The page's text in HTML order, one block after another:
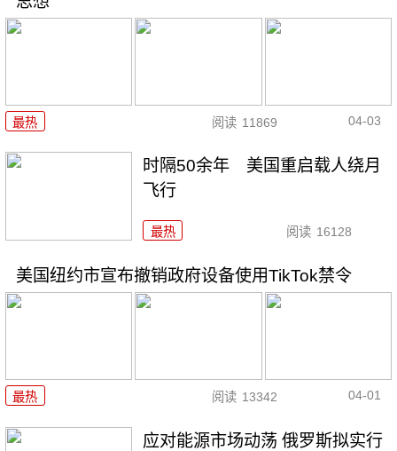
最热 阅读 11869 04-03
时隔50余年 美国重启载人绕月
飞行
最热 阅读 16128
美国纽约市宣布撤销政府设备使用TikTok禁令
最热 阅读 13342 04-01
应对能源市场动荡 俄罗斯拟实行